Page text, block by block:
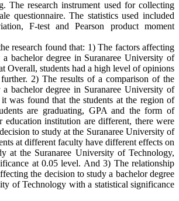
The research instrument used for collecting
questionnaire. The statistics used included
F-test and Pearson product moment
found that: 1) The factors affecting
bachelor degree in Suranaree University of
Overall, students had a high level of opinions
2) The results of a comparison of the
bachelor degree in Suranaree University of
was found that the students at the region of
are graduating, GPA and the form of
education institution are different, there were
to study at the Suranaree University of
at different faculty have different effects on
at the Suranaree University of Technology,
at 0.05 level. And 3) The relationship
the decision to study a bachelor degree
of Technology with a statistical significance